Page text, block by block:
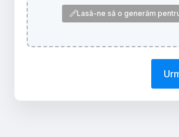
Lasă-ne să o generăm